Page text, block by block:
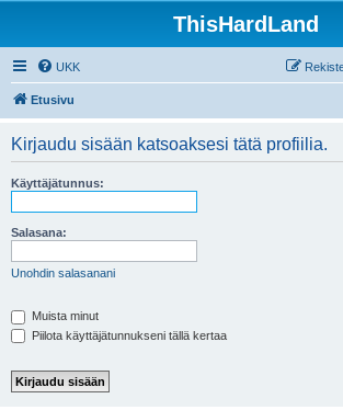
ThisHardLand
UKK
Etusivu
Kirjaudu sisään katsoaksesi tätä profiilia.
Käyttäjätunnus:
Salasana:
Unohdin salasanani
Muista minut
Piilota käyttäjätunnukseni tällä kertaa